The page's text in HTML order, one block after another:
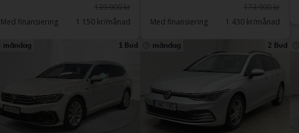
139 900 kr
Med finansiering
1 150 kr/månad
173 900 kr
Med finansiering
1 430 kr/månad
måndag 1 Bud måndag 2 Bud